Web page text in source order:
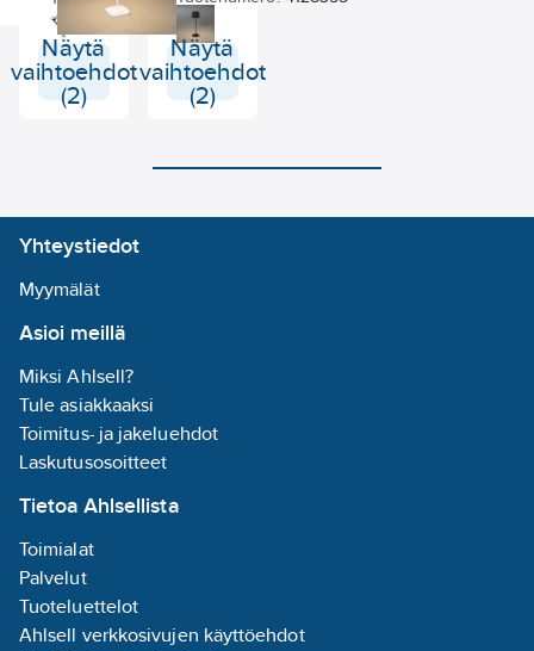
Alexaa ja Google Assistantia.
laitteelle)
Näytä
vaihtoehdot
(2)
Näytä
vaihtoehdot
(2)
Yhteystiedot
Myymälät
Asioi meillä
Miksi Ahlsell?
Tule asiakkaaksi
Toimitus- ja jakeluehdot
Laskutusosoitteet
Tietoa Ahlsellista
Toimialat
Palvelut
Tuoteluettelot
Ahlsell verkkosivujen käyttöehdot